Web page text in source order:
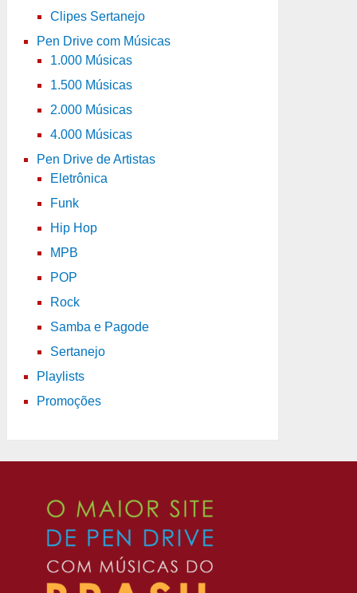
Clipes Sertanejo
Pen Drive com Músicas
1.000 Músicas
1.500 Músicas
2.000 Músicas
4.000 Músicas
Pen Drive de Artistas
Eletrônica
Funk
Hip Hop
MPB
POP
Rock
Samba e Pagode
Sertanejo
Playlists
Promoções